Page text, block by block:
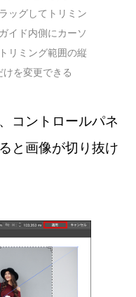
ッグしてトリミン
イド内側にカーソ
リミング範囲の縦
を変更できる
コントロールパネ
と画像が切り抜け